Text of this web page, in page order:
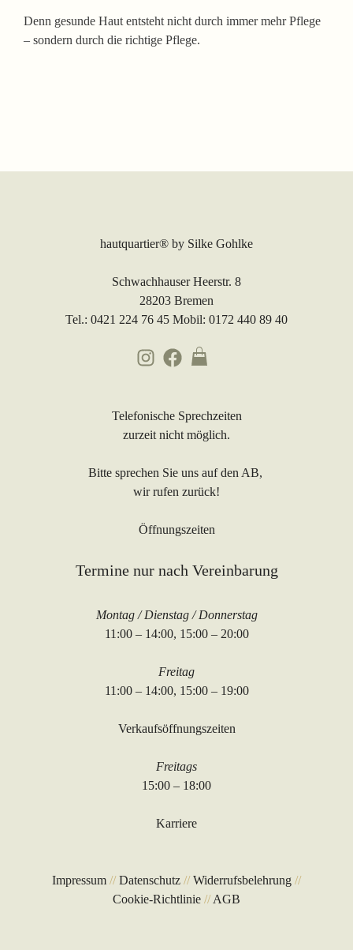
Denn gesunde Haut entsteht nicht durch immer mehr Pflege
– sondern durch die richtige Pflege.
hautquartier® by Silke Gohlke
Schwachhauser Heerstr. 8
28203 Bremen
Tel.: 0421 224 76 45 Mobil: 0172 440 89 40
Telefonische Sprechzeiten
zurzeit nicht möglich.
Bitte sprechen Sie uns auf den AB,
wir rufen zurück!
Öffnungszeiten
Termine nur nach Vereinbarung
Montag / Dienstag / Donnerstag
11:00 – 14:00, 15:00 – 20:00
Freitag
11:00 – 14:00, 15:00 – 19:00
Verkaufsöffnungszeiten
Freitags
15:00 – 18:00
Karriere
Impressum //Datenschutz //Widerrufsbelehrung //
Cookie-Richtlinie //AGB